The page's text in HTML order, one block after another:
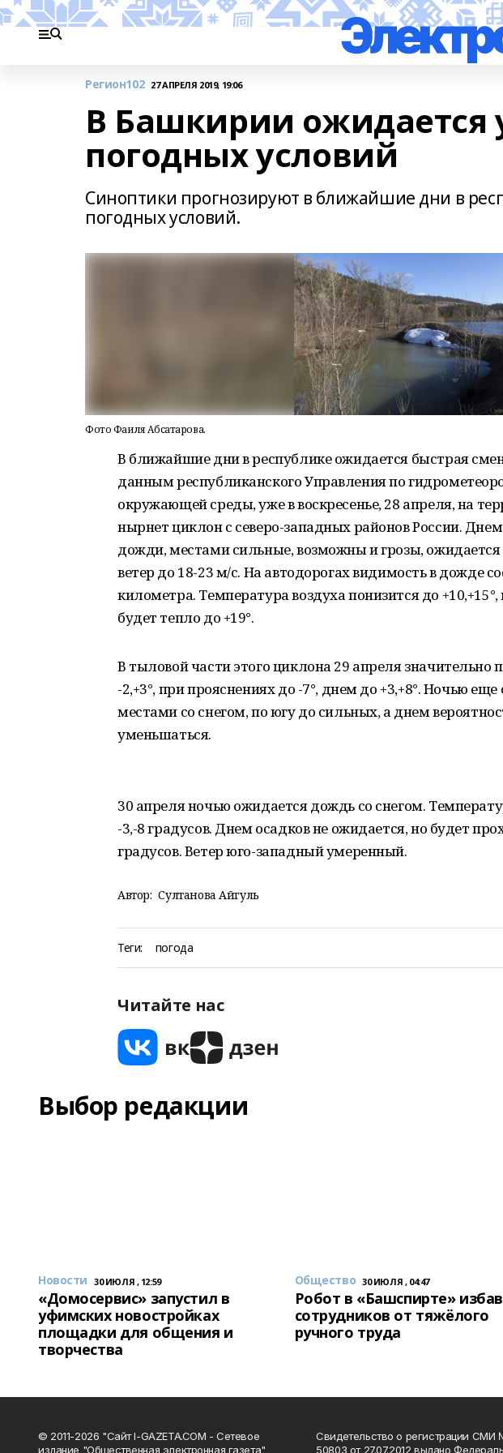
Регион102 27 АПРЕЛЯ 2019, 19:06
В Башкирии ожидается
погодных условий
Синоптики прогнозируют в ближайшие дни в
погодных условий.
Фото Фаиля Абсатарова.
В ближайшие дни в республике ожидается быстрая
данным республиканского Управления по
окружающей среды, уже в воскресенье, 28 апреля, на
нырнет циклон с северо-западных районов России.
дожди, местами сильные, возможны и грозы,
ветер до 18-23 м/с. На автодорогах видимость в дожде
километра. Температура воздуха понизится до
будет тепло до +19°.
В тыловой части этого циклона 29 апреля значительно
-2,+3°, при прояснениях до -7°, днем до +3,+8°. Ночью
местами со снегом, по югу до сильных, а днем
уменьшаться.
30 апреля ночью ожидается дождь со снегом.
-3,-8 градусов. Днем осадков не ожидается, но будет
градусов. Ветер юго-западный умеренный.
Автор: Султанова Айгуль
Теги: погода
Читайте нас
Выбор редакции
Новости 30 ИЮЛЯ , 12:59
«Домосервис» запустил в
уфимских новостройках
площадки для общения и
творчества
Общество 30 ИЮЛЯ , 04:47
Робот в «Башспирте»
сотрудников от тяжёлого
ручного труда
© 2011-2026 "Сайт I-GAZETA.COM - Сетевое
издание "Общественная электронная газета"
Свидетельство о регистрации
50803 от 27.07.2012 выдано